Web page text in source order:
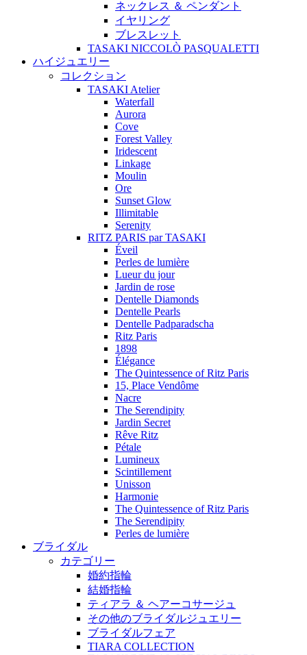
ネックレス ＆ ペンダント
イヤリング
ブレスレット
TASAKI NICCOLÒ PASQUALETTI
ハイジュエリー
コレクション
TASAKI Atelier
Waterfall
Aurora
Cove
Forest Valley
Iridescent
Linkage
Moulin
Ore
Sunset Glow
Illimitable
Serenity
RITZ PARIS par TASAKI
Éveil
Perles de lumière
Lueur du jour
Jardin de rose
Dentelle Diamonds
Dentelle Pearls
Dentelle Padparadscha
Ritz Paris
1898
Élégance
The Quintessence of Ritz Paris
15, Place Vendôme
Nacre
The Serendipity
Jardin Secret
Rêve Ritz
Pétale
Lumineux
Scintillement
Unisson
Harmonie
The Quintessence of Ritz Paris
The Serendipity
Perles de lumière
ブライダル
カテゴリー
婚約指輪
結婚指輪
ティアラ ＆ ヘアーコサージュ
その他のブライダルジュエリー
ブライダルフェア
TIARA COLLECTION